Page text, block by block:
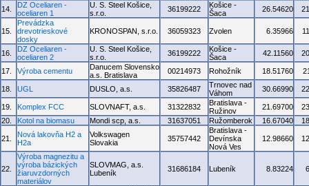
14.
DZ Oceliaren -
oceliaren 1
U. S. Steel Košice,
s.r.o.
36199222
Košice -
Šaca
26.54620
15.
Prevádzka
drevotrieskové
dosky
KRONOSPAN, s.r.o. 36059323 Zvolen 6.35966
16.
DZ Oceliaren -
oceliaren 2
U. S. Steel Košice,
s.r.o.
36199222
Košice -
Šaca
42.11560
17. Výroba cementu
Danucem Slovensko
a.s. Bratislava
00214973 Rohožník 18.51760
18. UGL DUSLO, a.s. 35826487
Trnovec nad
Váhom
30.66990
19. Komplex FCC SLOVNAFT, a.s. 31322832
Bratislava -
Ružinov
21.69700
20.
Kotol na biomasu Mondi scp, a.s. 31637051 Ružomberok 16.67040
21.
Nová lakovňa H2 a
H2a
Volkswagen
Slovakia
35757442
Bratislava -
Devínska
Nová Ves
12.98660
22.
Výroba magnezitu a
výroba bázických
žiaruvzdorných
materiálov
SLOVMAG, a.s.
Lubeník
31686184 Lubeník 8.83224